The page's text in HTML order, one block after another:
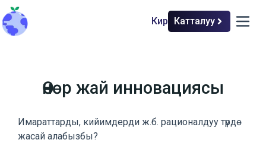
back to home Кирүү Катталуу open
Өнөр жай инновациясы
Имараттарды, кийимдерди ж.б. рационалдуу түрдө
жасай алабызбы?